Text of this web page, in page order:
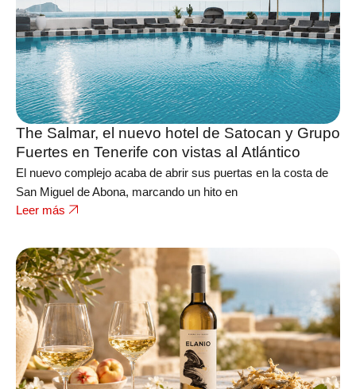
The Salmar, el nuevo hotel de Satocan y Grupo
Fuertes en Tenerife con vistas al Atlántico
El nuevo complejo acaba de abrir sus puertas en la costa de
San Miguel de Abona, marcando un hito en
Leer más